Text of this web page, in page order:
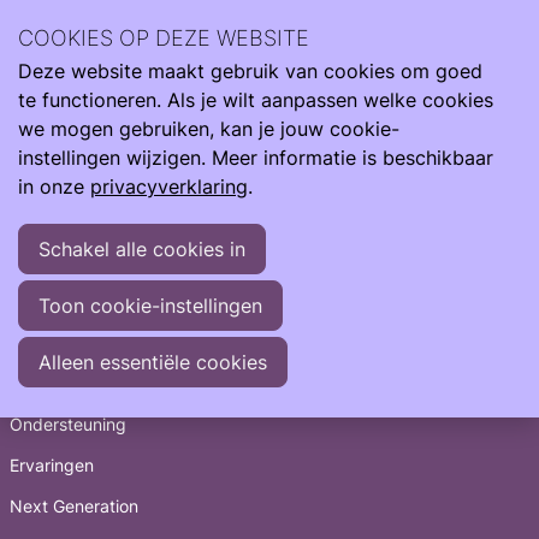
Zoeken
meer impact.
Onderzoek & Zorg Studies
Snel naar
Informatie
Ondersteuning
Ervaringen
Next Generation
COOKIES OP DEZE WEBSITE
Deze website maakt gebruik van cookies om goed
te functioneren. Als je wilt aanpassen welke cookies
we mogen gebruiken, kan je jouw cookie-
instellingen wijzigen. Meer informatie is beschikbaar
in onze privacyverklaring.
Schakel alle cookies in
Toon cookie-instellingen
Alleen essentiële cookies